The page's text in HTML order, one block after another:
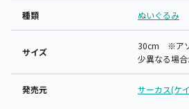
種類 ぬいぐるみ
サイズ
30cm ※アソ
少異なる場合
発売元 サーカス(ケ